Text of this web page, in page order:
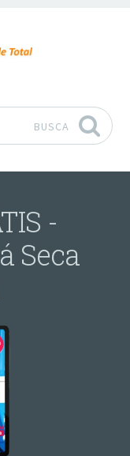
BUSCA
-
Seca